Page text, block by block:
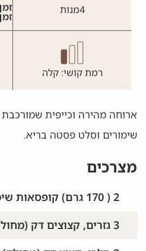
4מנות
רמת קושי: קלה
ארוחה מהירה וכייפית
שימורים וסלט פסטה בריא.
מצרכים
2 ( 170 גרם) קופסאות שימורי טונה
3 גזרים, קצוצים דק (מחולק)